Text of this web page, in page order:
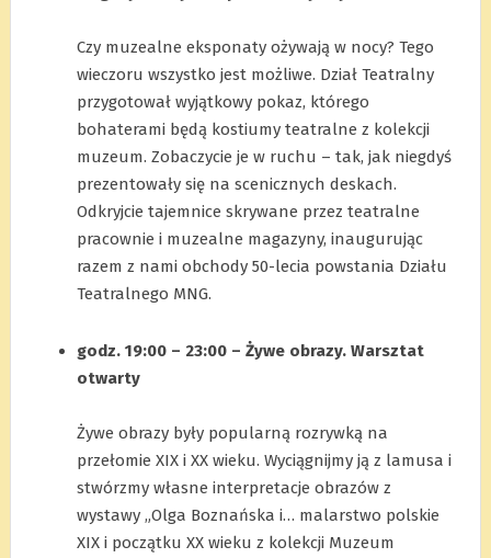
Czy muzealne eksponaty ożywają w nocy? Tego
wieczoru wszystko jest możliwe. Dział Teatralny
przygotował wyjątkowy pokaz, którego
bohaterami będą kostiumy teatralne z kolekcji
muzeum. Zobaczycie je w ruchu – tak, jak niegdyś
prezentowały się na scenicznych deskach.
Odkryjcie tajemnice skrywane przez teatralne
pracownie i muzealne magazyny, inaugurując
razem z nami obchody 50-lecia powstania Działu
Teatralnego MNG.
godz. 19:00 – 23:00 – Żywe obrazy. Warsztat
otwarty
Żywe obrazy były popularną rozrywką na
przełomie XIX i XX wieku. Wyciągnijmy ją z lamusa i
stwórzmy własne interpretacje obrazów z
wystawy „Olga Boznańska i… malarstwo polskie
XIX i początku XX wieku z kolekcji Muzeum